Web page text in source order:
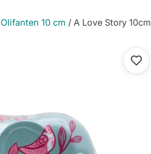
Olifanten 10 cm / A Love Story 10cm